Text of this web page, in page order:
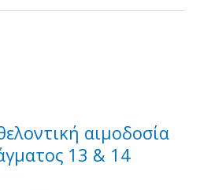
αιμοδοσία
13 & 14